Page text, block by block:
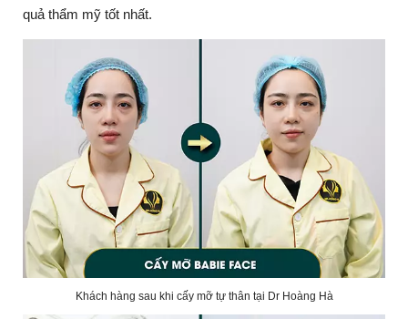
quả thẩm mỹ tốt nhất.
Khách hàng sau khi cấy mỡ tự thân tại Dr Hoàng Hà